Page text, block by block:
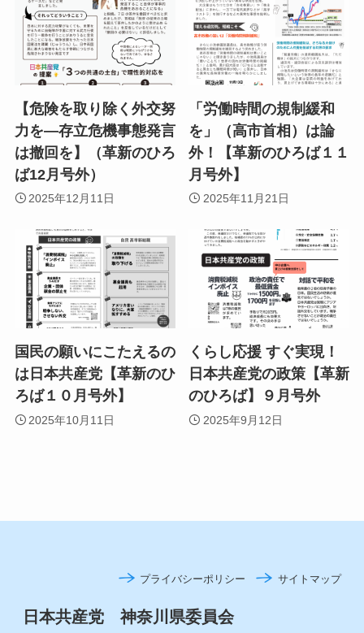
【危険を取り除く外交努
力を―存立危機事態発言
は撤回を】（革新のひろ
ば12月号外）
2025年12月11日
「労働時間の規制緩和
を」（高市首相）は論
外！【革新のひろば１１
月号外】
2025年11月21日
国民の願いにこたえるの
は日本共産党【革新のひ
ろば１０月号外】
2025年10月11日
くらし応援 すぐ実現！
日本共産党の政策【革新
のひろば】９月号外
2025年9月12日
プライバシーポリシー サイトマップ
日本共産党 神奈川県委員会